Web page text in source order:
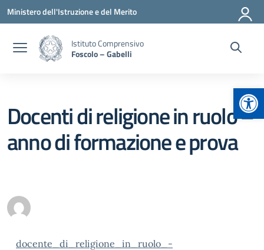
Vai ai contenuti
Vai al menu di navigazione
Vai al footer
Ministero dell'Istruzione e del Merito
Istituto Comprensivo
Foscolo – Gabelli
Docenti di religione in ruolo –
anno di formazione e prova
docente_di_religione_in_ruolo_-